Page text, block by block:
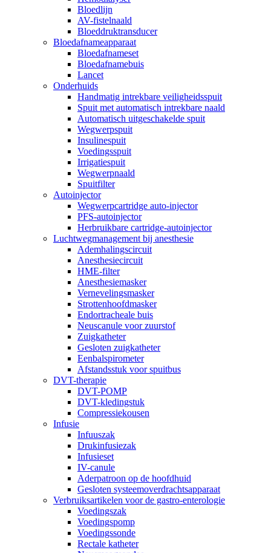
Bloedlijn
AV-fistelnaald
Bloeddruktransducer
Bloedafnameapparaat
Bloedafnameset
Bloedafnamebuis
Lancet
Onderhuids
Handmatig intrekbare veiligheidsspuit
Spuit met automatisch intrekbare naald
Automatisch uitgeschakelde spuit
Wegwerpspuit
Insulinespuit
Voedingsspuit
Irrigatiespuit
Wegwerpnaald
Spuitfilter
Autoinjector
Wegwerpcartridge auto-injector
PFS-autoinjector
Herbruikbare cartridge-autoinjector
Luchtwegmanagement bij anesthesie
Ademhalingscircuit
Anesthesiecircuit
HME-filter
Anesthesiemasker
Vernevelingsmasker
Strottenhoofdmasker
Endortracheale buis
Neuscanule voor zuurstof
Zuigkatheter
Gesloten zuigkatheter
Eenbalspirometer
Afstandsstuk voor spuitbus
DVT-therapie
DVT-POMP
DVT-kledingstuk
Compressiekousen
Infusie
Infuuszak
Drukinfusiezak
Infusieset
IV-canule
Aderpatroon op de hoofdhuid
Gesloten systeemoverdrachtsapparaat
Verbruiksartikelen voor de gastro-enterologie
Voedingszak
Voedingspomp
Voedingssonde
Rectale katheter